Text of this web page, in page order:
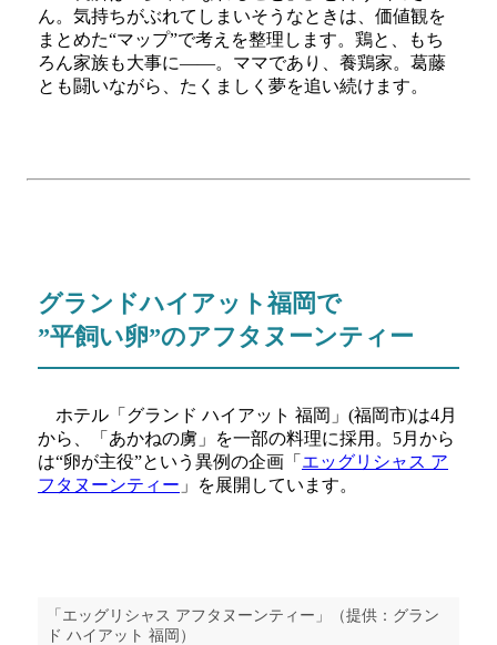
ん。気持ちがぶれてしまいそうなときは、価値観を
まとめた“マップ”で考えを整理します。鶏と、もち
ろん家族も大事に――。ママであり、養鶏家。葛藤
とも闘いながら、たくましく夢を追い続けます。
グランドハイアット福岡で
”平飼い卵”のアフタヌーンティー
ホテル「グランド ハイアット 福岡」(福岡市)は4月
から、「あかねの虜」を一部の料理に採用。5月から
は“卵が主役”という異例の企画「 エッグリシャス ア
フタヌーンティー 」を展開しています。
「エッグリシャス アフタヌーンティー」（提供：グラン
ド ハイアット 福岡）